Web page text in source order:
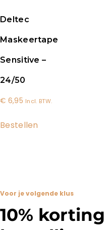
Deltec
Maskeertape
Sensitive –
24/50
€ 6,95 Incl. BTW.
Bestellen
Voor je volgende klus
10%